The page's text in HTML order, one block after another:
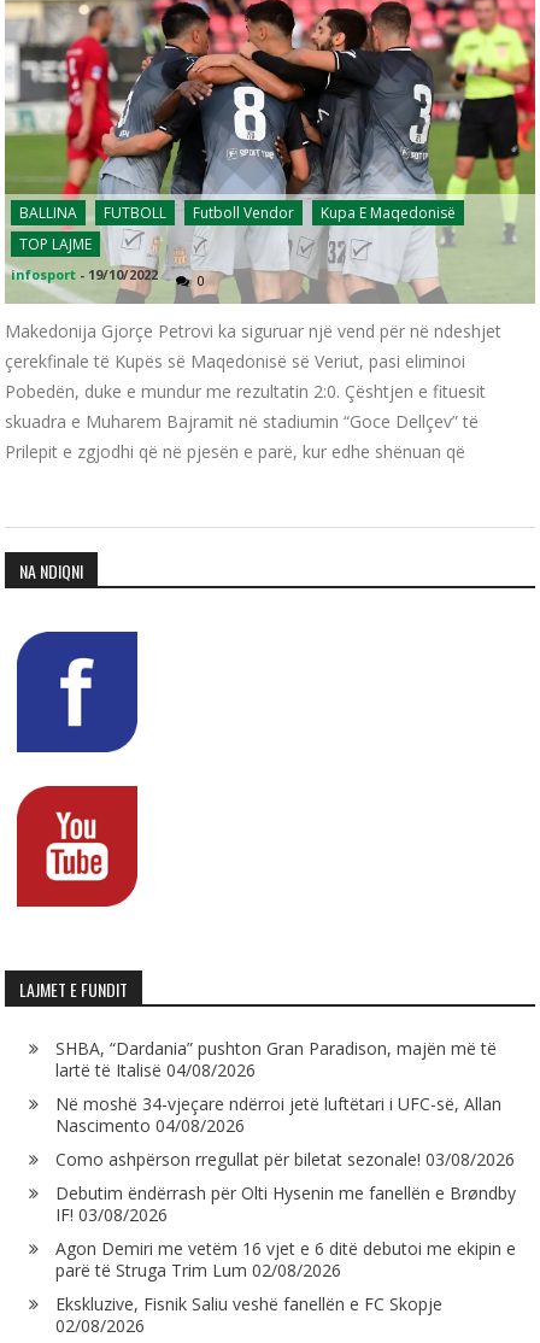
BALLINA FUTBOLL Futboll Vendor
Kupa E Maqedonisë
TOP LAJME
infosport - 19/10/2022 0
Makedonija Gjorçe Petrovi ka siguruar një vend për në ndeshjet
çerekfinale të Kupës së Maqedonisë së Veriut, pasi eliminoi
Pobedën, duke e mundur me rezultatin 2:0. Çështjen e fituesit
skuadra e Muharem Bajramit në stadiumin “Goce Dellçev” të
Prilepit e zgjodhi që në pjesën e parë, kur edhe shënuan që
NA NDIQNI
LAJMET E FUNDIT
SHBA, “Dardania” pushton Gran Paradison, majën më të
lartë të Italisë 04/08/2026
Në moshë 34-vjeçare ndërroi jetë luftëtari i UFC-së, Allan
Nascimento 04/08/2026
Como ashpërson rregullat për biletat sezonale! 03/08/2026
Debutim ëndërrash për Olti Hysenin me fanellën e Brøndby
IF! 03/08/2026
Agon Demiri me vetëm 16 vjet e 6 ditë debutoi me ekipin e
parë të Struga Trim Lum 02/08/2026
Ekskluzive, Fisnik Saliu veshë fanellën e FC Skopje
02/08/2026